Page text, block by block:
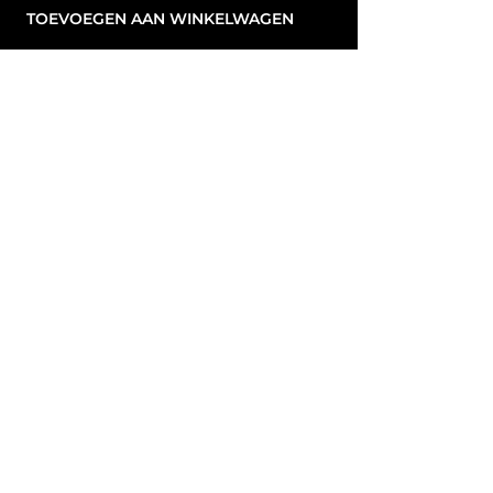
TOEVOEGEN AAN WINKELWAGEN